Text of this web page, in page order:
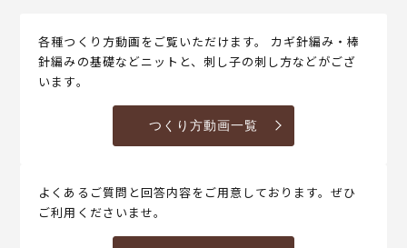
各種つくり方動画をご覧いただけます。 カギ針編み・棒
針編みの基礎などニットと、刺し子の刺し方などがござ
います。
つくり方動画一覧
よくあるご質問と回答内容をご用意しております。ぜひ
ご利用くださいませ。